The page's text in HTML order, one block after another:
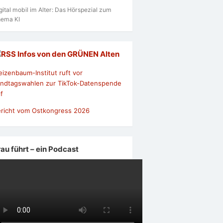
mobil im Alter: Das Hörspezial zum
KI
Infos von den GRÜNEN Alten
Institut ruft vor
zur TikTok-Datenspende
vom Ostkongress 2026
führt – ein Podcast